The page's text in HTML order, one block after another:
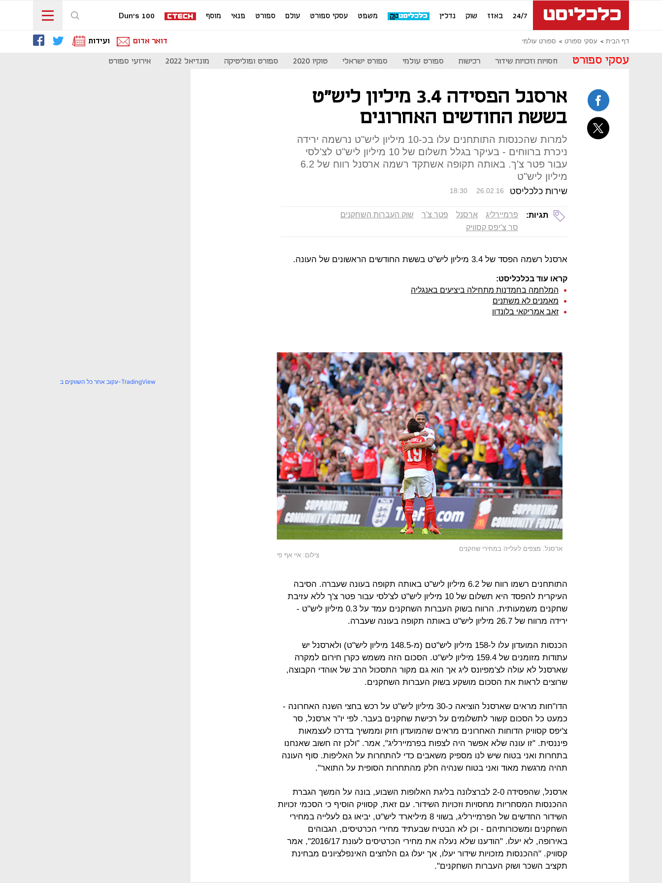
24/7 באזז שוק נדל"ן משפט עסקי ספורט עולם ספורט פנאי מוסף Dun's 100
דף הבית עסקי ספורט ספורט עולמי דואר אדום ועידות
עסקי ספורט חסויות וזכויות שידור רכישות ספורט עולמי ספורט ישראלי טוקיו 2020 ספורט ופוליטיקה מונדיאל 2022 אירועי ספורט
ארסנל הפסידה 3.4 מיליון ליש"ט
בששת החודשים האחרונים
למרות שהכנסות התותחנים עלו בכ-10 מיליון ליש"ט נרשמה ירידה
ניכרת ברווחים - בעיקר בגלל תשלום של 10 מיליון ליש"ט לצ'לסי
עבור פטר צ'ך. באותה תקופה אשתקד רשמה ארסנל רווח של 6.2
מיליון ליש"ט
שירות כלכליסט 18:30 26.02.16
תגיות: פרמיירליג ארסנל פטר צ'ך
שוק העברות השחקנים
סר צ'יפס קסוויק
ארסנל רשמה הפסד של 3.4 מיליון ליש"ט בששת החודשים הראשונים של העונה.
קראו עוד בכלכליסט:
המלחמה בחמדנות מתחילה ביציעים באנגליה
מאמנים לא משתנים
זאב אמריקאי בלונדון
ארסנל. מצפים לעלייה במחירי שחקנים
צילום: איי אף פי
התותחנים רשמו רווח של 6.2 מיליון ליש"ט באותה תקופה בעונה שעברה. הסיבה
העיקרית להפסד היא תשלום של 10 מיליון ליש"ט לצ'לסי עבור פטר צ'ך ללא עזיבת
שחקנים משמעותית. הרווח בשוק העברות השחקנים עמד על 0.3 מיליון ליש"ט -
ירידה מרווח של 26.7 מיליון ליש"ט באותה תקופה בעונה שעברה.
הכנסות המועדון עלו ל-158 מיליון ליש"טם (מ-148.5 מיליון ליש"ט) ולארסנל יש
עתודות מזומנים של 159.4 מיליון ליש"ט. הסכום הזה משמש כקרן חירום למקרה
שארסנל לא עולה לצ'מפיונס ליג אך הוא גם מקור התסכול הרב של אוהדי הקבוצה,
שרוצים לראות את הסכום מושקע בשוק העברות השחקנים.
הדו"חות מראים שארסנל הוציאה כ-30 מיליון ליש"ט על רכש בחצי השנה האחרונה -
כמעט כל הסכום קשור לתשלומים על רכישת שחקנים בעבר. לפי יו"ר ארסנל, סר
צ'יפס קסוויק הדוחות האחרונים מראים שהמועדון חזק וממשיך בדרכו לעצמאות
פיננסית. "זו עונה שלא אפשר היה לצפות בפרמיירליג", אמר. "ולכן זה חשוב שאנחנו
בתחרות ואני בטוח שיש לנו מספיק משאבים כדי להתחרות על האליפות. סוף העונה
תהיה מרגשת מאוד ואני בטוח שנהיה חלק מהתחרות הסופית על התואר".
ארסנל, שהפסידה 2-0 לברצלונה בליגת האלופות השבוע, בונה על המשך הגברת
ההכנסות המסחריות מחסויות וזכויות השידור. עם זאת, קסוויק הוסיף כי הסכמי זכויות
השידור החדשים של הפרמיירליג, בשווי 8 מיליארד ליש"ט, יביאו גם לעלייה במחירי
השחקנים ומשכורותיהם - וכן לא הבטיח שבעתיד מחירי הכרטיסים, הגבוהים
באירופה, לא יעלו. "הודענו שלא נעלה את מחירי הכרטיסים לעונת 2016/17", אמר
קסוויק. "ההכנסות מזכויות שידור יעלו, אך יעלו גם הלחצים האינפלציונים מבחינת
תקציב השכר ושוק העברות השחקנים".
עקוב אחר כל השווקים ב-TradingView